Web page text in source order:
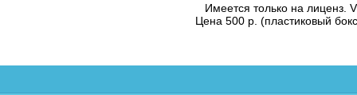
Имеется только на лиценз.
Цена 500 р. (пластиковый